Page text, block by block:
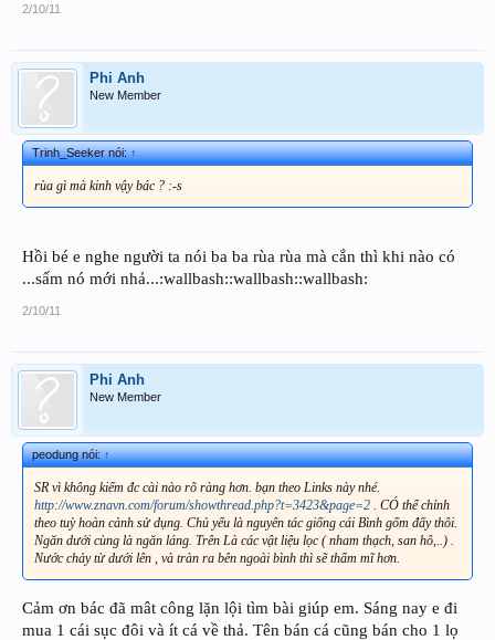
2/10/11
Phi Anh
New Member
Trinh_Seeker nói:↑
rùa gì mà kinh vậy bác ? :-s
Hồi bé e nghe người ta nói ba ba rùa rùa mà cắn thì khi nào có
...sấm nó mới nhả...:wallbash::wallbash::wallbash:
2/10/11
Phi Anh
New Member
peodung nói:↑
SR vì không kiếm đc cài nào rõ ràng hơn. bạn theo Links này nhé.
http://www.znavn.com/forum/showthread.php?t=3423&page=2 . CÓ thể chỉnh
theo tuỳ hoàn cảnh sử dụng. Chủ yếu là nguyên tác giống cái Bình gốm đấy thôi.
Ngăn dưới cùng là ngăn láng. Trên Là các vật liệu lọc ( nham thạch, san hô,..) .
Nước chảy từ dưới lên , và tràn ra bên ngoài bình thì sẽ thẩm mĩ hơn.
Cảm ơn bác đã mât công lặn lội tìm bài giúp em. Sáng nay e đi
mua 1 cái sục đôi và ít cá về thả. Tên bán cá cũng bán cho 1 lọ